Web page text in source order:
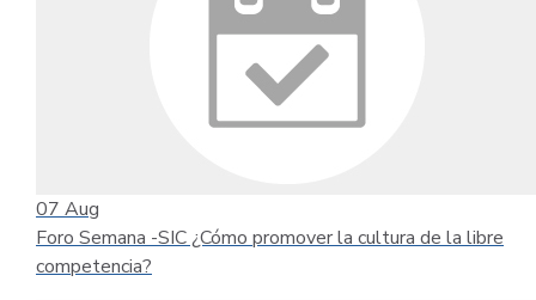
07 Aug
Foro Semana -SIC ¿Cómo promover la cultura de la libre
competencia?